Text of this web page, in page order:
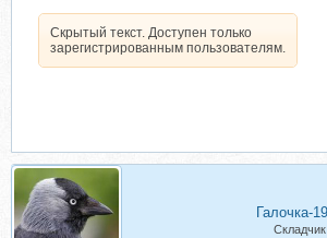
Скрытый текст. Доступен только
зарегистрированным пользователям.
Галочка-
Складчик